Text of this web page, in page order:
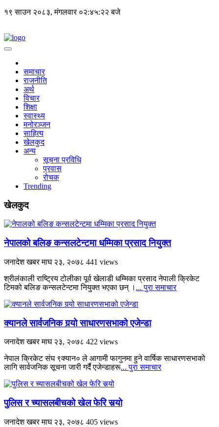
१९ साउन २०८३, मंगलवार ०२:४५:२२ बजे
समाचार
राजनीति
अर्थ
विचार
शिक्षा
स्वास्थ्य
मनोरञ्जन
साहित्य
खेलकुद
अन्य
सूचना प्रविधि
प्रवास
रोचक
Trending
खेलकुद
नेपालको बलिङ कन्सलटेन्टमा धम्मिका प्रसाद नियुक्त
जनादेश खबरमाघ २३, २०७८ 441 views
श्रीलंकाली राष्ट्रिय टोलीका पूर्व खेलाडी धम्मिका प्रसाद नेपाली क्रिकेट
टिमको बलिङ कन्सलटेन्टमा नियुक्त भएका छन् । ... पुरा समाचार
क्यानले सार्वजनिक गर्‍यो साधारणसभाको एजेन्डा
जनादेश खबरमाघ २३, २०७८ 422 views
नेपाल क्रिकेट संघ ९क्यान० ले आगामी फागुनमा हुने वार्षिक साधारणसभाको
लागि सार्वजनिक सूचना जारी गर्दै एजेन्डाहरू... पुरा समाचार
पुलिस र च्यासलबीचको खेल फेरि सर्‍यो
जनादेश खबरमाघ २३, २०७८ 405 views